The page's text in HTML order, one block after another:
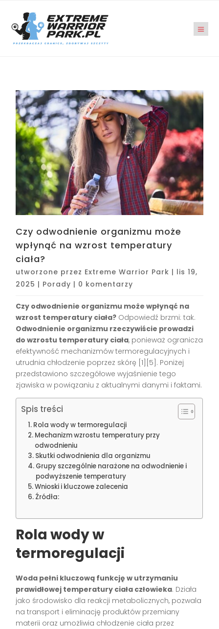
Czy odwodnienie organizmu może
wpłynąć na wzrost temperatury
ciała?
utworzone przez Extreme Warrior Park | lis 19,
2025 | Porady | 0 komentarzy
Czy odwodnienie organizmu może wpłynąć na
wzrost temperatury ciała? Odpowiedź brzmi: tak.
Odwodnienie organizmu rzeczywiście prowadzi
do wzrostu temperatury ciała, ponieważ ogranicza
efektywność mechanizmów termoregulacyjnych i
utrudnia chłodzenie poprzez skórę [1][5] . Poniżej
przedstawiono szczegółowe wyjaśnienie tego
zjawiska w powiązaniu z aktualnymi danymi i faktami.
Spis treści
Rola wody w termoregulacji
Mechanizm wzrostu temperatury przy
odwodnieniu
Skutki odwodnienia dla organizmu
Grupy szczególnie narażone na odwodnienie i
podwyższenie temperatury
Wnioski i kluczowe zalecenia
Źródła:
Rola wody w
termoregulacji
Woda pełni kluczową funkcję w utrzymaniu
prawidłowej temperatury ciała człowieka. Działa
jako środowisko dla reakcji metabolicznych, pozwala
na transport i eliminację produktów przemiany
materii oraz umożliwia chłodzenie ciała przez